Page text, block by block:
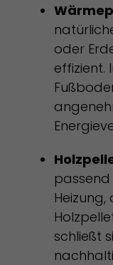
oder
effizient.
schließt